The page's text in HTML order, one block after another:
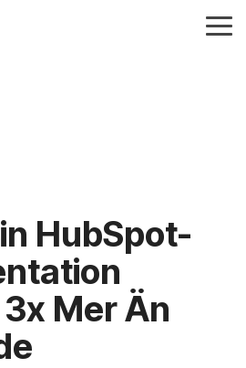
HubSpot-
Mer Än